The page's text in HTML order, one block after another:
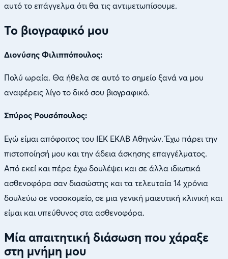
αυτό το επάγγελμα ότι θα τις αντιμετωπίσουμε.
Το βιογραφικό μου
Διονύσης Φιλιππόπουλος:
Πολύ ωραία. Θα ήθελα σε αυτό το σημείο ξανά να μου
αναφέρεις λίγο το δικό σου βιογραφικό.
Σπύρος Ρουσόπουλος:
Εγώ είμαι απόφοιτος του ΙΕΚ ΕΚΑΒ Αθηνών. Έχω πάρει την
πιστοποίησή μου και την άδεια άσκησης επαγγέλματος.
Από εκεί και πέρα έχω δουλέψει και σε άλλα ιδιωτικά
ασθενοφόρα σαν διασώστης και τα τελευταία 14 χρόνια
δουλεύω σε νοσοκομείο, σε μια γενική μαιευτική κλινική και
είμαι και υπεύθυνος στα ασθενοφόρα.
Μία απαιτητική διάσωση που χάραξε
στη μνήμη μου